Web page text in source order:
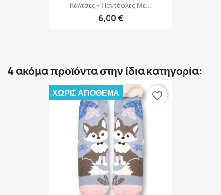
Κάλτσες - Παντόφλες Με...
6,00 €
4 ακόμα προϊόντα στην ίδια κατηγορία:
ΧΩΡΊΣ ΑΠΌΘΕΜΑ favorite_border